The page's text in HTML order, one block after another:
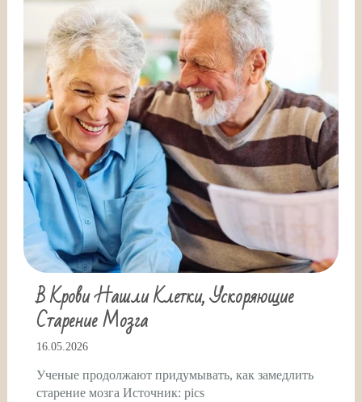
В Крови Нашли Клетки, Ускоряющие
Старение Мозга
16.05.2026
Ученые продолжают придумывать, как замедлить
старение мозга Источник: pics